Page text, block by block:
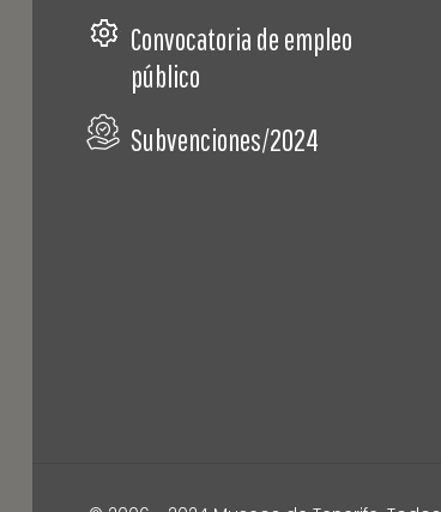
Convocatoria de empleo
público
Subvenciones/2024